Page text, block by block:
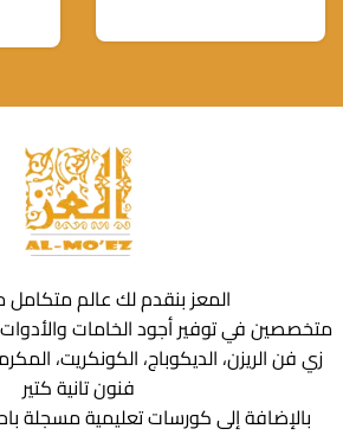
المعز بنقدم لك عالم متكامل
متخصصين في توفير أجود الخامات والأدوات
زي فن الريزن، الديكوباج، الكونكريت،
فنون تانية كتير
بالإضافة إلى كورسات تعليمية مسجلة